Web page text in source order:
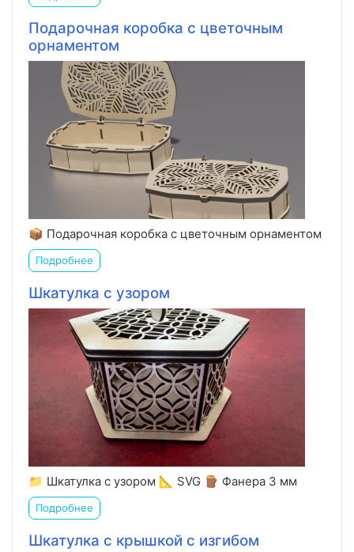
Подарочная коробка с цветочным
орнаментом
📦 Подарочная коробка с цветочным орнаментом
Подробнее
Шкатулка с узором
📁 Шкатулка с узором 📐 SVG 🪵 Фанера 3 мм
Подробнее
Шкатулка с крышкой с изгибом